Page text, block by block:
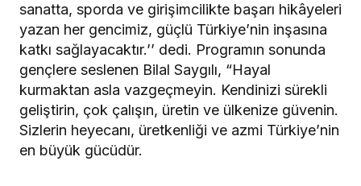
sanatta, sporda ve girişimcilikte başarı hikâyeleri
yazan her gencimiz, güçlü Türkiye’nin inşasına
katkı sağlayacaktır.’’ dedi. Programın sonunda
gençlere seslenen Bilal Saygılı, “Hayal
kurmaktan asla vazgeçmeyin. Kendinizi sürekli
geliştirin, çok çalışın, üretin ve ülkenize güvenin.
Sizlerin heyecanı, üretkenliği ve azmi Türkiye’nin
en büyük gücüdür.